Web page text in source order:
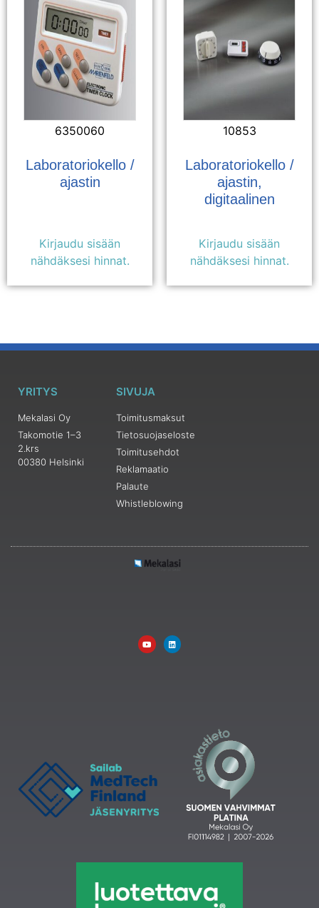
6350060
Laboratoriokello /
ajastin
Kirjaudu sisään
nähdäksesi hinnat.
10853
Laboratoriokello /
ajastin,
digitaalinen
Kirjaudu sisään
nähdäksesi hinnat.
YRITYS
Mekalasi Oy
Takomotie 1–3
2.krs
00380 Helsinki
SIVUJA
Toimitusmaksut
Tietosuojaseloste
Toimitusehdot
Reklamaatio
Palaute
Whistleblowing